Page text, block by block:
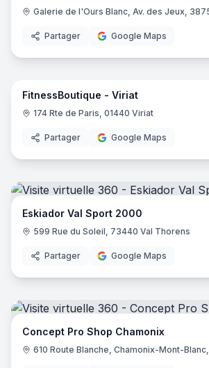
Galerie de l'Ours Blanc, Av. des Jeux,
Partager Google Maps
FitnessBoutique - Viriat
174 Rte de Paris, 01440 Viriat
Partager Google Maps
Eskiador Val Sport 2000
599 Rue du Soleil, 73440 Val Thorens
Partager Google Maps
Concept Pro Shop Chamonix
610 Route Blanche, Chamonix-Mont-